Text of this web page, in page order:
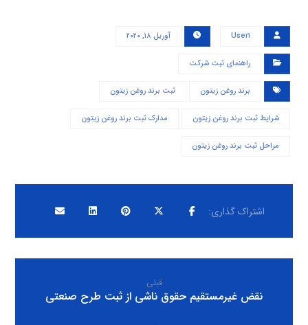
User۱ آوریل ۱۸, ۲۰۲۰
راهنمای ثبت شرکت
برند روغن زیتون ثبت برند روغن زیتون
شرایط ثبت برند روغن زیتون مدارک ثبت برند روغن زیتون
مراحل ثبت برند روغن زیتون
قبلی
نقض غیرمستقیم حقوق ناشی از ثبت طرح صنعتی